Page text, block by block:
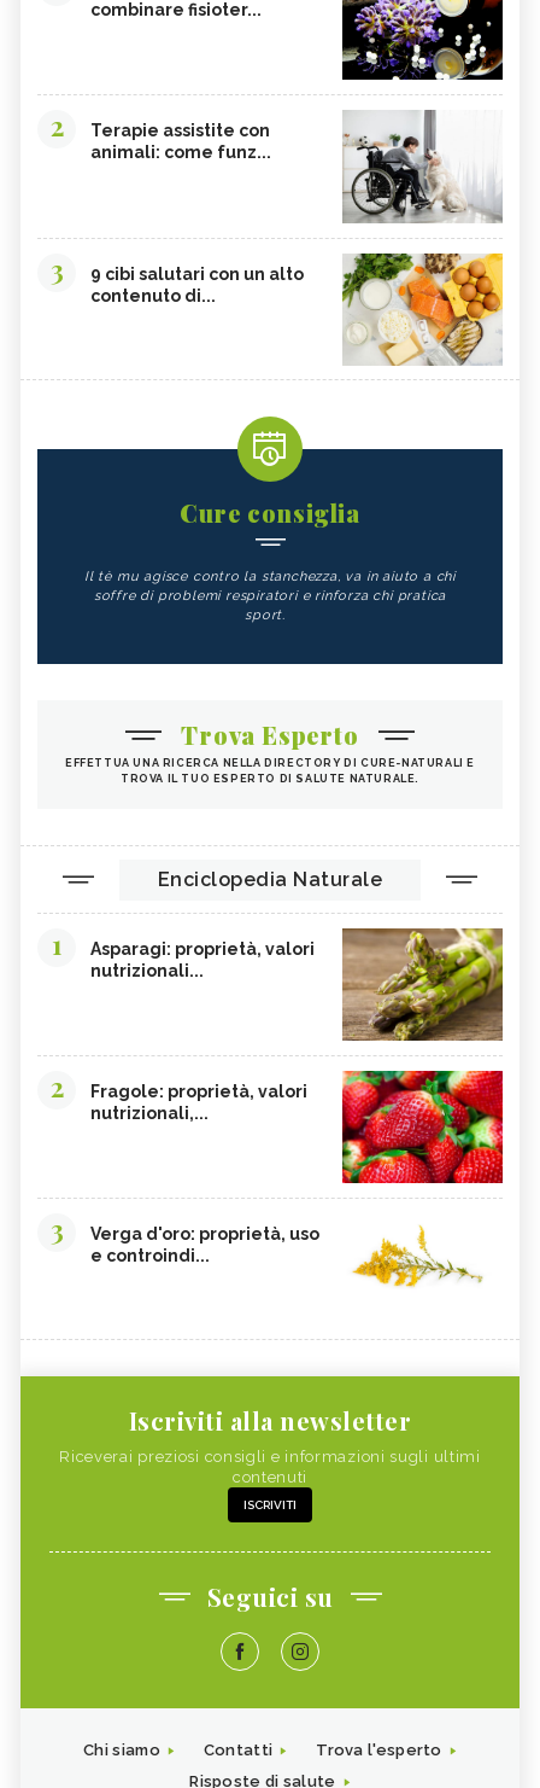
combinare fisioter...
2
Terapie assistite con
animali: come funz...
3
9 cibi salutari con un alto
contenuto di...
Cure consiglia
Il tè mu agisce contro la stanchezza, va in aiuto a chi
soffre di problemi respiratori e rinforza chi pratica
sport.
Trova Esperto
EFFETTUA UNA RICERCA NELLA DIRECTORY DI CURE-NATURALI E
TROVA IL TUO ESPERTO DI SALUTE NATURALE.
Enciclopedia Naturale
1
Asparagi: proprietà, valori
nutrizionali...
2
Fragole: proprietà, valori
nutrizionali,...
3
Verga d'oro: proprietà, uso
e controindi...
Iscriviti alla newsletter
Riceverai preziosi consigli e informazioni sugli ultimi
contenuti
ISCRIVITI
Seguici su
Chi siamo Contatti
Trova l'esperto
Risposte di salute